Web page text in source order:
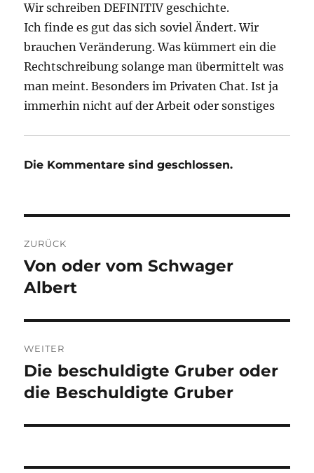
Wir schreiben DEFINITIV geschichte.
Ich finde es gut das sich soviel Ändert. Wir
brauchen Veränderung. Was kümmert ein die
Rechtschreibung solange man übermittelt was
man meint. Besonders im Privaten Chat. Ist ja
immerhin nicht auf der Arbeit oder sonstiges
Die Kommentare sind geschlossen.
ZURÜCK
Vorheriger
Beitrag:
Von oder vom Schwager
Albert
WEITER
Nächster
Beitrag:
Die beschuldigte Gruber oder
die Beschuldigte Gruber